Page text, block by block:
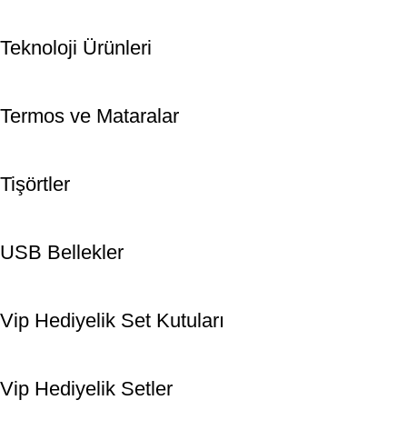
Teknoloji Ürünleri
Termos ve Mataralar
Tişörtler
USB Bellekler
Vip Hediyelik Set Kutuları
Vip Hediyelik Setler